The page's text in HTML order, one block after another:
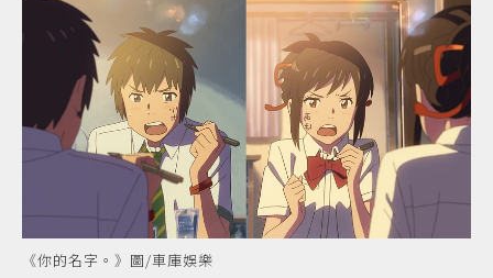
《你的名字。》圖/車庫娛樂